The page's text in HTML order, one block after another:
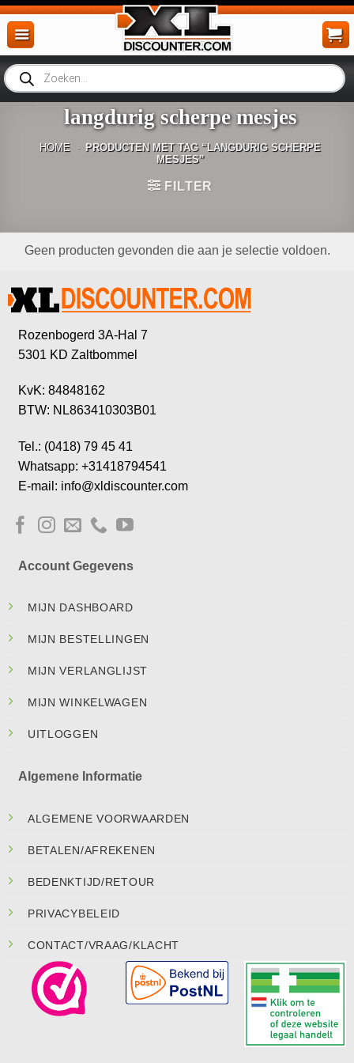
Ga
naar
inhoud
Producten
zoeken
langdurig scherpe mesjes
HOME - PRODUCTEN MET TAG “LANGDURIG SCHERPE
MESJES”
FILTER
Geen producten gevonden die aan je selectie voldoen.
Rozenbogerd 3A-Hal 7
5301 KD Zaltbommel
KvK: 84848162
BTW: NL863410303B01
Tel.: (0418) 79 45 41
Whatsapp: +31418794541
E-mail: info@xldiscounter.com
Account Gegevens
MIJN DASHBOARD
MIJN BESTELLINGEN
MIJN VERLANGLIJST
MIJN WINKELWAGEN
UITLOGGEN
Algemene Informatie
ALGEMENE VOORWAARDEN
BETALEN/AFREKENEN
BEDENKTIJD/RETOUR
PRIVACYBELEID
CONTACT/VRAAG/KLACHT